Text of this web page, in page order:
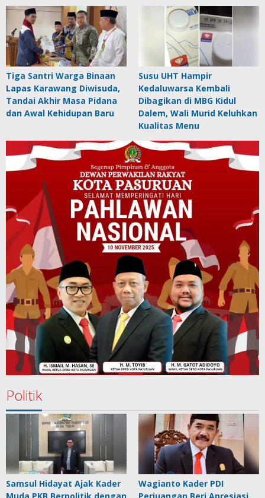
Tiga Santri Warga Binaan
Lapas Karawang Diwisuda,
Tandai Akhir Masa Pidana
dan Awal Kehidupan Baru
Susu UHT Hampir
Kedaluwarsa Kembali
Dibagikan di MBG Kidul
Dalem, Wali Murid Keluhkan
Kualitas Menu
Politik
Samsul Hidayat Ajak Kader
Wagianto Kader PDI